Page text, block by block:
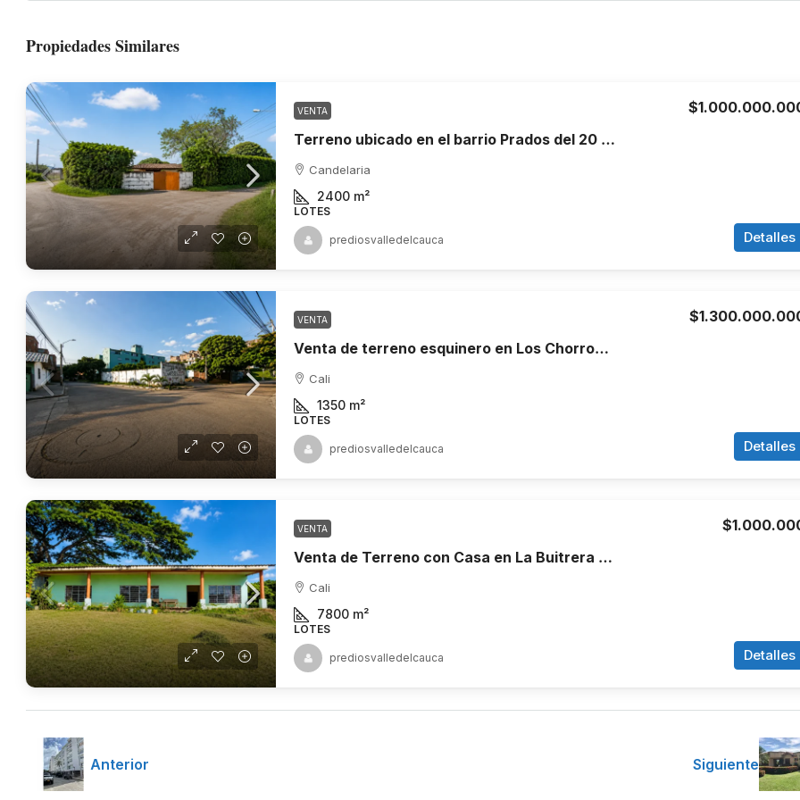
Propiedades Similares
VENTA
Terreno ubicado en el barrio Prados del 20 Candelaria, Valle del Cauca.
Candelaria
2400 m²
LOTES
Detalles
prediosvalledelcauca
VENTA
Venta de terreno esquinero en Los Chorros Cali
Cali
1350 m²
LOTES
Detalles
prediosvalledelcauca
VENTA
Venta de Terreno con Casa en La Buitrera Cali
Cali
7800 m²
LOTES
Detalles
prediosvalledelcauca
Anterior Siguiente